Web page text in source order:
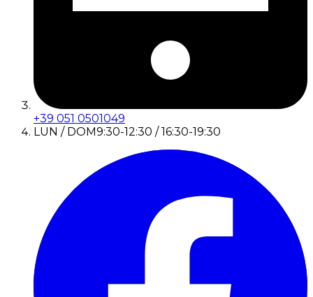
+39 051 0501049
LUN / DOM9:30-12:30 / 16:30-19:30